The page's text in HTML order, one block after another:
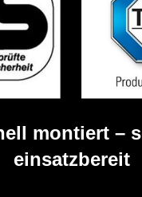
montiert –
einsatzbereit